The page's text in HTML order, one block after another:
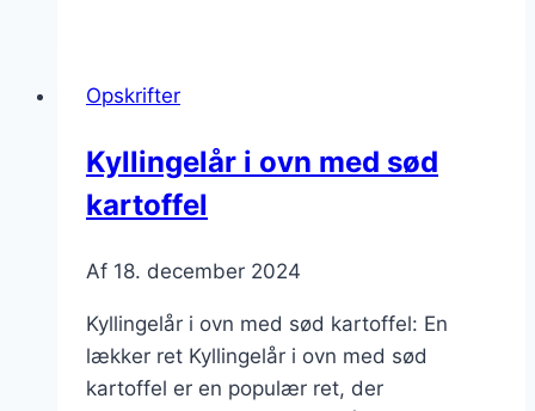
grøntsagsbouillon
Opskrifter
Kyllingelår i ovn med sød
kartoffel
Af 18. december 2024
Kyllingelår i ovn med sød kartoffel: En
lækker ret Kyllingelår i ovn med sød
kartoffel er en populær ret, der